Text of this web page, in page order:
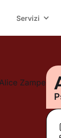
Servizi